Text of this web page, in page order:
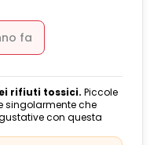
fa
rifiuti tossici. Piccole
singolarmente che
con questa